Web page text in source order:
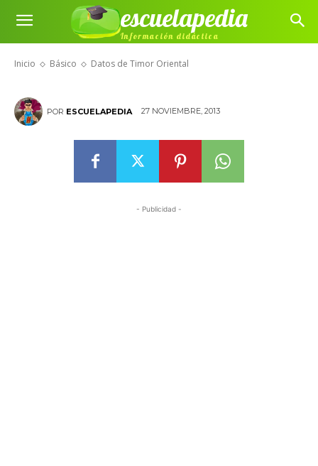
escuelapedia
Información didáctica
Inicio Básico Datos de Timor Oriental
Datos de Timor Oriental
POR ESCUELAPEDIA 27 NOVIEMBRE, 2013
- Publicidad -